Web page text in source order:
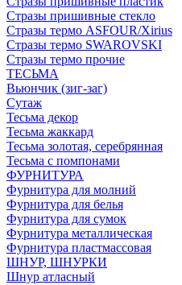
Стразы пришивные стекло
Стразы термо ASFOUR/Xirius
Стразы термо SWAROVSKI
Стразы термо прочие
ТЕСЬМА
Вьюнчик (зиг-заг)
Сутаж
Тесьма декор
Тесьма жаккард
Тесьма золотая, серебрянная
Тесьма с помпонами
ФУРНИТУРА
Фурнитура для молний
Фурнитура для белья
Фурнитура для сумок
Фурнитура металлическая
Фурнитура пластмассовая
ШНУР, ШНУРКИ
Шнур атласный